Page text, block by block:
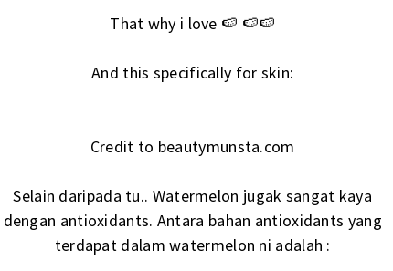
That why i love 🍉 🍉🍉
And this specifically for skin:
Credit to beautymunsta.com
Selain daripada tu.. Watermelon jugak sangat kaya
dengan antioxidants. Antara bahan antioxidants yang
terdapat dalam watermelon ni adalah :